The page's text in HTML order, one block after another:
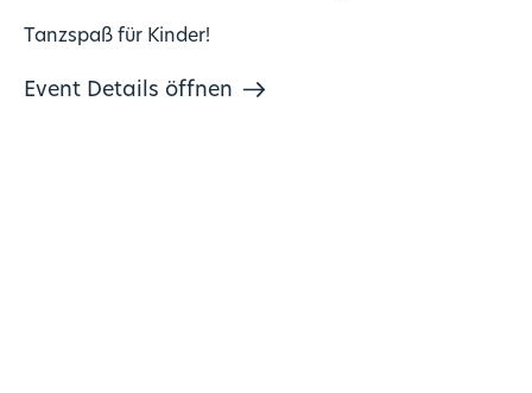
Tanzspaß für Kinder!
Event Details öffnen